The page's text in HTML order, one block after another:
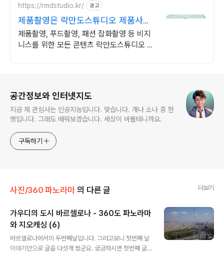
https://rmdstudio.kr/ 광고
제품촬영은 락만도스튜디오 제품사진
촬영전문
제품촬영, 푸드촬영, 패션 잡화촬영 등 비지
니스를 위한 모든 콘텐츠 락만도스튜디오 제
공간정보와 인터넷지도
지금 제 관심사는 인공지능입니다. 맞습니다. 개나 소나 중 한
명입니다. 그래도 배워보겠습니다. 세상이 바뀔테니까요.
구독하기
사진/360 파노라마 의 다른 글 더보기
가우디의 도시 바르셀로나 - 360도 파노라마
와 지오캐싱 (6)
바르셀로나에서의 두번째날입니다. 그러고보니 첫번째 날
이야기만으로 글을 다섯개 썼군요. 궁금하시면 첫번째 글,